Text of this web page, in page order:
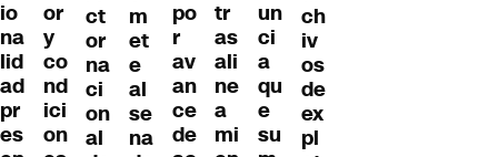
io
na
lid
ad
pr
es
or
y
co
nd
ici
on
ct
or
na
ci
on
al
m
et
e
al
se
na
po
r
av
an
ce
de
tr
as
ali
ne
a
mi
un
ci
a
qu
e
su
ch
iv
os
de
ex
pl